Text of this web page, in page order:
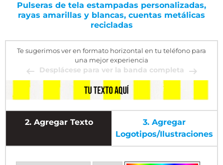
Pulseras de tela estampadas personalizadas,
rayas amarillas y blancas, cuentas metálicas
recicladas
Te sugerimos ver en formato horizontal en tu teléfono para
una mejor experiencia
Desplácese para ver la banda completa
2. Agregar Texto 3. Agregar
Logotipos/ilustraciones